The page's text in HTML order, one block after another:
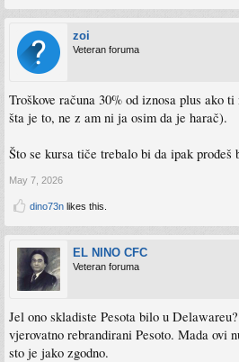
zoi
Veteran foruma
Troškove računa 30% od iznosa plus ako
šta je to, ne z am ni ja osim da je harač).
Što se kursa tiče trebalo bi da ipak prođeš
May 7, 2026
dino73n likes this.
EL NINO CFC
Veteran foruma
Jel ono skladiste Pesota bilo u
vjerovatno rebrandirani Pesoto. Mada ovi
sto je jako zgodno.